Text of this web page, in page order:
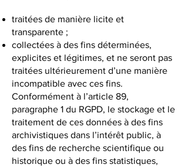
traitées de manière licite et
transparente ;
collectées à des fins déterminées,
explicites et légitimes, et ne seront pas
traitées ultérieurement d’une manière
incompatible avec ces fins.
Conformément à l’article 89,
paragraphe 1 du RGPD, le stockage et le
traitement de ces données à des fins
archivistiques dans l’intérêt public, à
des fins de recherche scientifique ou
historique ou à des fins statistiques,